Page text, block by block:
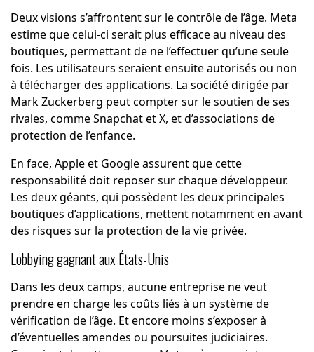
Deux visions s’affrontent sur le contrôle de l’âge. Meta
estime que celui-ci serait plus efficace au niveau des
boutiques, permettant de ne l’effectuer qu’une seule
fois. Les utilisateurs seraient ensuite autorisés ou non
à télécharger des applications. La société dirigée par
Mark Zuckerberg peut compter sur le soutien de ses
rivales, comme Snapchat et X, et d’associations de
protection de l’enfance.
En face, Apple et Google assurent que cette
responsabilité doit reposer sur chaque développeur.
Les deux géants, qui possèdent les deux principales
boutiques d’applications, mettent notamment en avant
des risques sur la protection de la vie privée.
Lobbying gagnant aux États-Unis
Dans les deux camps, aucune entreprise ne veut
prendre en charge les coûts liés à un système de
vérification de l’âge. Et encore moins s’exposer à
d’éventuelles amendes ou poursuites judiciaires.